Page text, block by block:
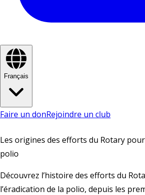
Français
Faire un donRejoindre un club
Les origines des efforts du Rotary
polio
Découvrez l’histoire des efforts du
l’éradication de la polio, depuis les